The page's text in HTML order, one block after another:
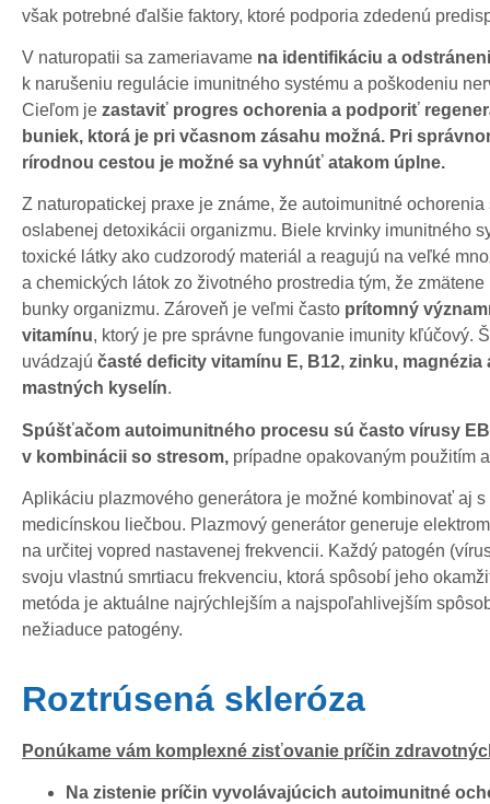
však potrebné ďalšie faktory, ktoré podporia zdedenú
V naturopatii sa zameriavame na identifikáciu a
k narušeniu regulácie imunitného systému a poškodeniu
Cieľom je zastaviť progres ochorenia a podporiť
buniek, ktorá je pri včasnom zásahu možná. Pri
rírodnou cestou je možné sa vyhnúť atakom úplne.
Z naturopatickej praxe je známe, že autoimunitné
oslabenej detoxikácii organizmu. Biele krvinky imunitného
toxické látky ako cudzorodý materiál a reagujú na veľké
a chemických látok zo životného prostredia tým, že
bunky organizmu. Zároveň je veľmi často prítomný
vitamínu, ktorý je pre správne fungovanie imunity kľúčový.
uvádzajú časté deficity vitamínu E, B12, zinku, magnézia
mastných kyselín.
Spúšťačom autoimunitného procesu sú často vírusy
v kombinácii so stresom, prípadne opakovaným použitím
Aplikáciu plazmového generátora je možné kombinovať aj
medicínskou liečbou. Plazmový generátor generuje
na určitej vopred nastavenej frekvencii. Každý patogén
svoju vlastnú smrtiacu frekvenciu, ktorá spôsobí jeho
metóda je aktuálne najrýchlejším a najspoľahlivejším
nežiaduce patogény.
Roztrúsená skleróza
Ponúkame vám komplexné zisťovanie príčin
Na zistenie príčin vyvolávajúcich autoimunitné